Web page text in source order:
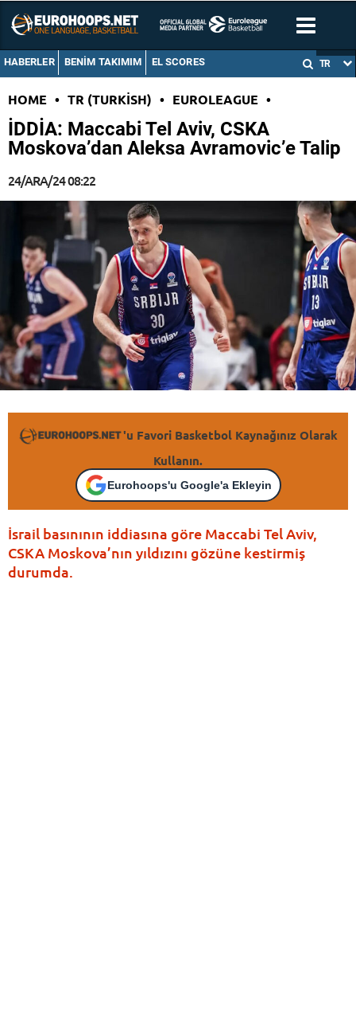
HABERLER BENIM TAKIMIM EL SCORES TR
HOME • TR (TURKISH) • EUROLEAGUE •
İDDİA: Maccabi Tel Aviv, CSKA
Moskova’dan Aleksa Avramovic’e Talip
24/ARA/24 08:22
'u Favori Basketbol Kaynağınız Olarak
Kullanın.
Eurohoops'u Google'a Ekleyin
İsrail basınının iddiasına göre Maccabi Tel Aviv,
CSKA Moskova’nın yıldızını gözüne kestirmiş
durumda.